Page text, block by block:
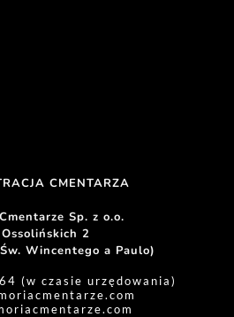
CMENTARZA
Sp. z o.o.
2
Wincentego a Paulo)
(w czasie urzędowania)